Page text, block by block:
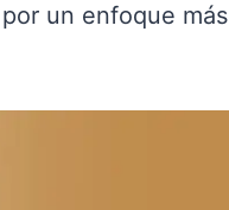
un enfoque más